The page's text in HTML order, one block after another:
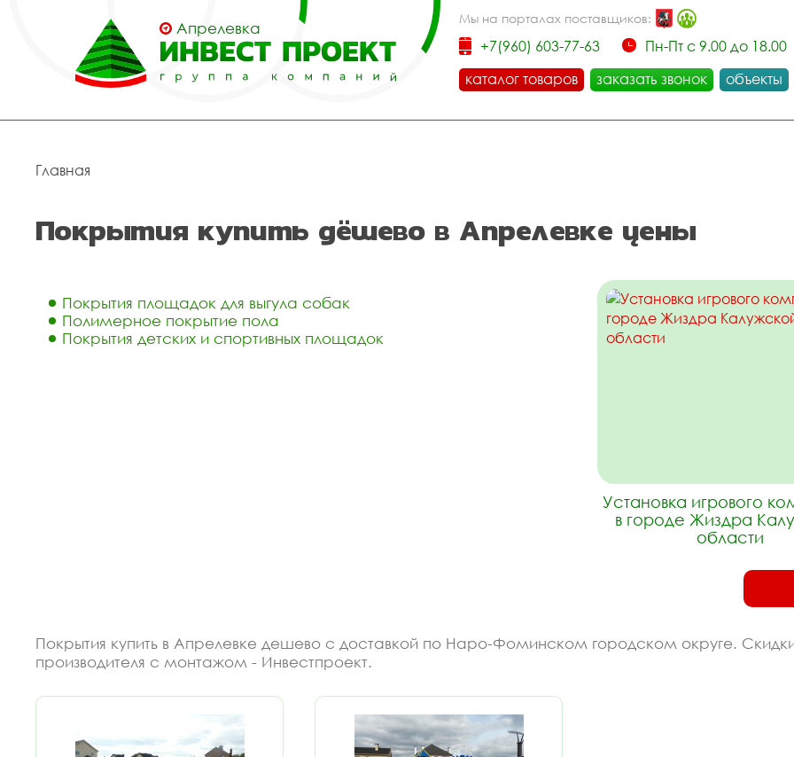
Апрелевка
Мы на порталах поставщиков:
+7(960) 603-77-63
Пн-Пт с 9.00 до 18.00
каталог товаров
заказать звонок объекты
Главная
Покрытия купить дёшево в Апрелевке цены
Покрытия площадок для выгула собак
Полимерное покрытие пола
Покрытия детских и спортивных площадок
Установка игрового
в городе Жиздра
области
Покрытия купить в Апрелевке дешево с доставкой по Наро-Фоминском городском округе.
производителя с монтажом - Инвестпроект.